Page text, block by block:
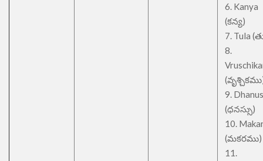
6. Kanya
(కన్య)
7. Tula
8.
9.
(ధనస్సు)
10.
(మకరము)
11.